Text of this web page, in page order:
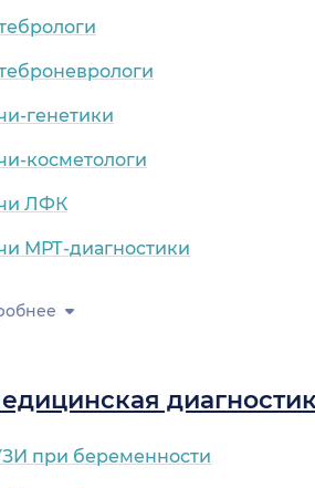
генетики
косметологи
ЛФК
МРТ-диагностики
при беременности